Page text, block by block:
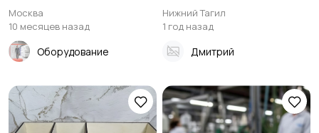
Москва
10 месяцев назад
Оборудование
Нижний Тагил
1 год назад
Дмитрий